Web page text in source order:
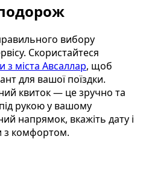
вибору
Скористайтеся
з міста Авсаллар, щоб
для вашої поїздки.
квиток — це зручно та
рукою у вашому
напрямок, вкажіть дату і
з комфортом.